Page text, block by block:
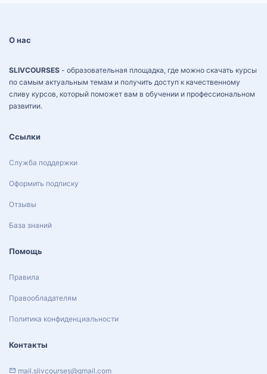
О нас
SLIVCOURSES - образовательная площадка, где можно скачать курсы
по самым актуальным темам и получить доступ к качественному
сливу курсов, который поможет вам в обучении и профессиональном
развитии.
Ссылки
Служба поддержки
Оформить подписку
Отзывы
База знаний
Помощь
Правила
Правообладателям
Политика конфиденциальности
Контакты
mail.slivcourses@gmail.com